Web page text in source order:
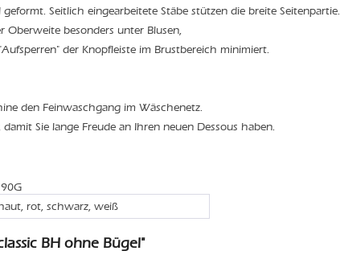
Seitlich eingearbeitete Stäbe stützen die breite Seitenpartie.
Oberweite besonders unter Blusen,
der Knopfleiste im Brustbereich minimiert.
den Feinwaschgang im Wäschenetz.
Sie lange Freude an Ihren neuen Dessous haben.
rot, schwarz, weiß
BH ohne Bügel"